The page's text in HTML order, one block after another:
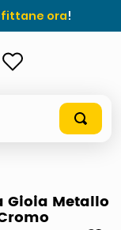
ora!
Gioia Metallo